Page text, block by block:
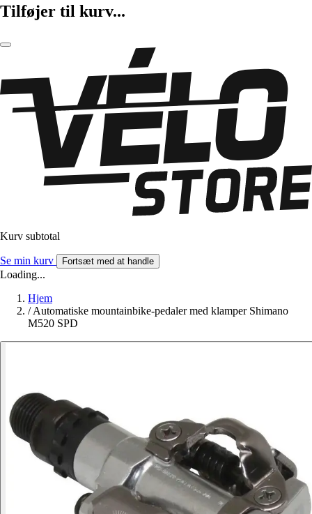
Tilføjer til kurv...
Kurv subtotal
Se min kurv Fortsæt med at handle
Loading...
Hjem
/Automatiske mountainbike-pedaler med klamper Shimano
M520 SPD